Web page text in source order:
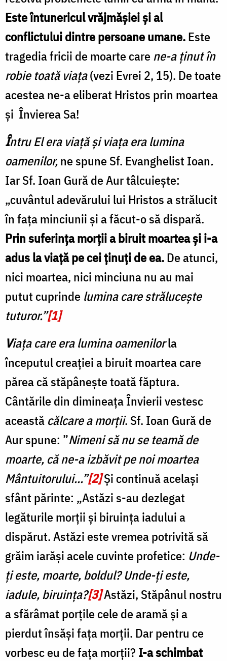
Este întunericul vrăjmășiei și al
conflictului dintre persoane umane.Este
tragedia fricii de moarte carene-a ținut în
robie toată viața(vezi Evrei 2, 15). De toate
acestea ne-a eliberat Hristos prin moartea
și Învierea Sa!
Întru El era viaţă şi viaţa era lumina
oamenilor,ne spune Sf. Evanghelist Ioan.
Iar Sf. Ioan Gură de Aur tâlcuiește:
„cuvântul adevărului lui Hristos a strălucit
în fața minciunii și a făcut-o să dispară.
Prin suferința morții a biruit moarteași i-a
adus la viață pe cei ținuți de ea.De atunci,
nici moartea, nici minciuna nu au mai
putut cuprinde lumina care strălucește
tuturor.”[1]
Viața care era lumina oamenilorla
începutul creației a biruit moartea care
părea că stăpânește toată făptura.
Cântările din dimineața Învierii vestesc
această călcare a morţii. Sf. Ioan Gură de
Aur spune: ”Nimeni să nu se teamă de
moarte, că ne-a izbăvit pe noi moartea
Mântuitorului...”[2]Şi continuă același
sfânt părinte: „Astăzi s-au dezlegat
legăturile morții și biruința iadului a
dispărut. Astăzi este vremea potrivită să
grăim iarăși acele cuvinte profetice: Unde-
ți este, moarte, boldul? Unde-ți este,
iadule, biruința?[3]Astăzi, Stăpânul nostru
a sfărâmat porțile cele de aramă și a
pierdut însăși fața morții. Dar pentru ce
vorbesc eu de fața morții? I-a schimbat